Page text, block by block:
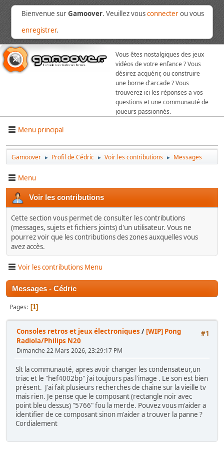
Bienvenue surGamoover. Veuillez vousconnecterou vous
enregistrer.
Vous êtes nostalgiques des jeux
vidéos de votre enfance ? Vous
désirez acquérir, ou construire
une borne d'arcade ? Vous
trouverez ici les réponses a vos
questions et une communauté de
joueurs passionnés.
Menu principal
Gamoover ► Profil de Cédric ► Voir les contributions ► Messages
Menu
Voir les contributions
Cette section vous permet de consulter les contributions
(messages, sujets et fichiers joints) d'un utilisateur. Vous ne
pourrez voir que les contributions des zones auxquelles vous
avez accès.
Voir les contributions Menu
Messages - Cédric
Pages 1
#1
Consoles retros et jeux électroniques / [WIP] Pong
Radiola/Philips N20
Dimanche 22 Mars 2026, 23:29:17 PM
Slt la communauté, apres avoir changer les condensateur,un
triac et le "hef4002bp" j'ai toujours pas l'image . Le son est bien
présent. J'ai fait plusieurs recherches de chaine sur la vieille tv
mais rien. Je pense que le composant (rectangle noir avec
point bleu dessus) "5766" fou la merde. Pouvez vous m'aider a
identifier de ce composant sinon m'aider a trouver la panne ?
Cordialement